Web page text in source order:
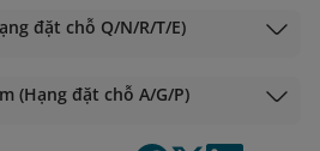
đặt chỗ Q/N/R/T/E)
(Hạng đặt chỗ A/G/P)